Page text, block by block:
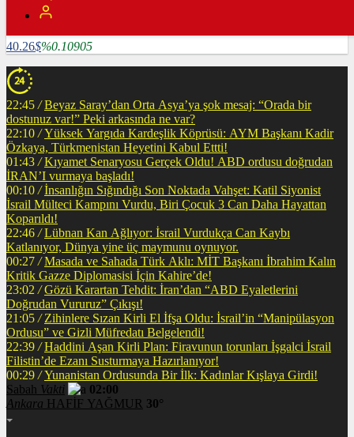
TETHER
40.26$%0.10905
22:45 / Beyaz Saray’dan Orta Asya’ya şok mesaj: “Orada bir
dostunuz var!” Peki arkasında ne var?
22:10 / Yüksek Yargıda Kardeşlik Köprüsü: AYM Başkanı Kadir
Özkaya, Türkmenistan Heyetini Kabul Ettti!
01:43 / Kıyamet Senaryosu Gerçek Oldu! ABD ordusu doğrudan
İRAN’I vurmaya başladı!
00:10 / İnsanlığın Sığındığı Son Noktada Vahşet: Katil Siyonist
İsrail Mülteci Kampını Vurdu, Biri Çocuk 3 Can Daha Hayattan
Koparıldı!
22:46 / Lübnan Kan Ağlıyor: İsrail Vurdukça Can Kaybı
Katlanıyor, Dünya yine üç maymunu oynuyor.
00:27 / Masada ve Sahada Türk Aklı: MİT Başkanı İbrahim Kalın
Kritik Gazze Diplomasisi İçin Kahire’de!
23:02 / Gözü Karartan Tehdit: İran’dan “ABD Eyaletlerini
Doğrudan Vururuz” Çıkışı!
21:05 / Zihinlere Sızan Kirli El İfşa Oldu: İsrail’in “Manipülasyon
Ordusu” ve Gizli Müfredatı Belgelendi!
22:39 / Haddini Aşan Kirli Plan: Firavunun torunları İşgalci İsrail
Filistin’de Ezanı Susturmaya Hazırlanıyor!
00:29 / Yunanistan Ordusunda Bir İlk: Kadınlar Kışlaya Girdi!
Sabah Vakti
02:00
Ankara HAFİF YAĞMUR 30°